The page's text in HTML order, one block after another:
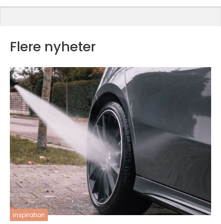
Flere nyheter
inspiration